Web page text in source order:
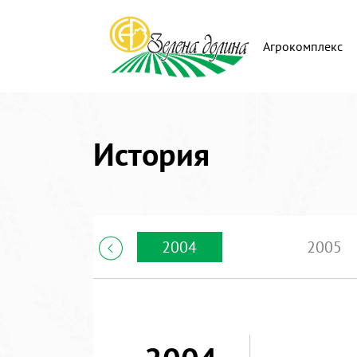
Агрокомплекс
История
2004 2005